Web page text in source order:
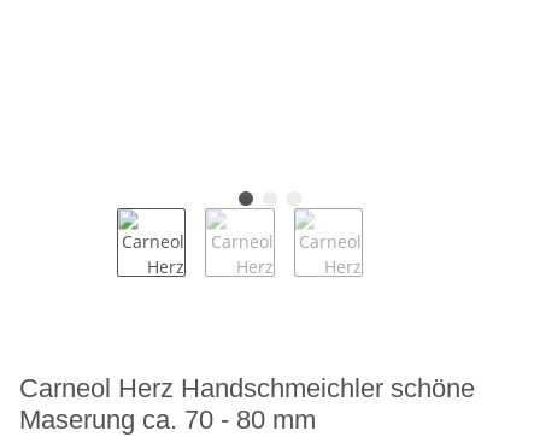
Carneol Herz Handschmeichler schöne
Maserung ca. 70 - 80 mm